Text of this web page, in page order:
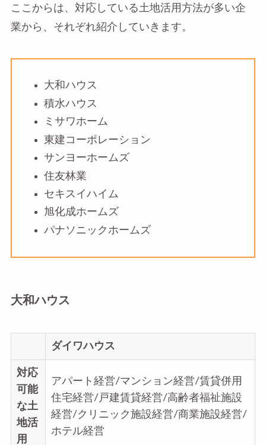
ここからは、対応している土地活用方法が多い企
業から、それぞれ紹介していきます。
大和ハウス
積水ハウス
ミサワホーム
東建コーポレーション
サンヨーホームズ
住友林業
セキスイハイム
旭化成ホームズ
パナソニックホームズ
大和ハウス
ダイワハウス
対応
可能
な土
地活
用
アパート経営/マンション経営/賃貸併用
住宅経営/戸建賃貸経営/高齢者福祉施設
経営/クリニック施設経営/商業施設経営/
ホテル経営